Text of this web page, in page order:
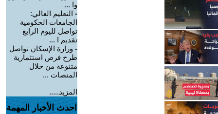
وا ...
- التعليم العالي:
الجامعات الحكومية
تواصل لليوم الرابع
تقديم ا ...
- وزارة الإسكان تواصل
طرح فرص استثمارية
متنوعة من خلال
المنصات ...
المزيد.....
احدث الأخبار المهمة